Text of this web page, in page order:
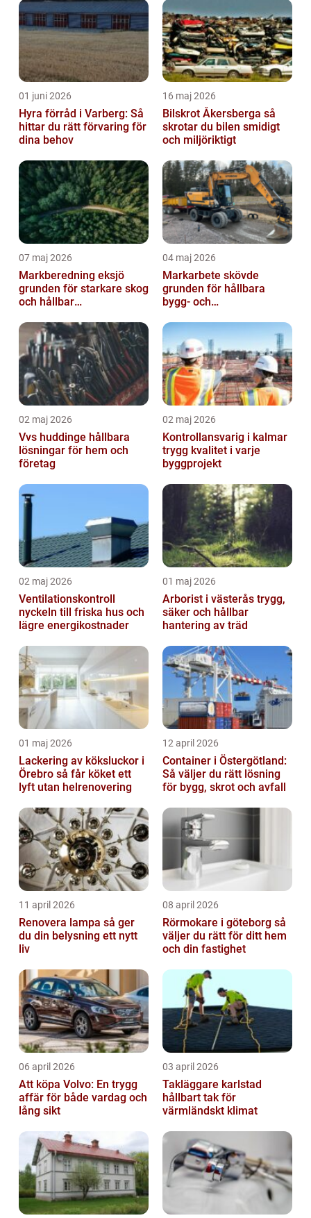
01 juni 2026
Hyra förråd i Varberg: Så
hittar du rätt förvaring för
dina behov
16 maj 2026
Bilskrot Åkersberga så
skrotar du bilen smidigt
och miljöriktigt
07 maj 2026
Markberedning eksjö
grunden för starkare skog
och hållbar
04 maj 2026
Markarbete skövde
grunden för hållbara
bygg- och
02 maj 2026
Vvs huddinge hållbara
lösningar för hem och
företag
02 maj 2026
Kontrollansvarig i kalmar
trygg kvalitet i varje
byggprojekt
02 maj 2026
Ventilationskontroll
nyckeln till friska hus och
lägre energikostnader
01 maj 2026
Arborist i västerås trygg,
säker och hållbar
hantering av träd
01 maj 2026
Lackering av köksluckor i
Örebro så får köket ett
lyft utan helrenovering
12 april 2026
Container i Östergötland:
Så väljer du rätt lösning
för bygg, skrot och avfall
11 april 2026
Renovera lampa så ger
du din belysning ett nytt
liv
08 april 2026
Rörmokare i göteborg så
väljer du rätt för ditt hem
och din fastighet
06 april 2026
Att köpa Volvo: En trygg
affär för både vardag och
lång sikt
03 april 2026
Takläggare karlstad
hållbart tak för
värmländskt klimat